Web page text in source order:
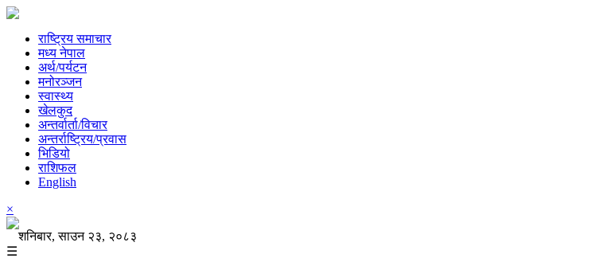
राष्ट्रिय समाचार
मध्य नेपाल
अर्थ/पर्यटन
मनोरञ्जन
स्वास्थ्य
खेलकुद
अन्तर्वार्ता/विचार
अन्तर्राष्ट्रिय/प्रवास
भिडियो
राशिफल
English
×
शनिबार, साउन २३, २०८३
☰